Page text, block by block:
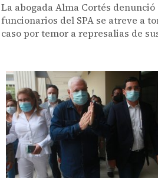
La abogada Alma Cortés
funcionarios del SPA se atreve a
caso por temor a represalias de